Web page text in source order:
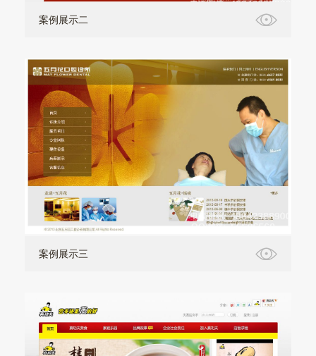
案例展示二
案例展示三